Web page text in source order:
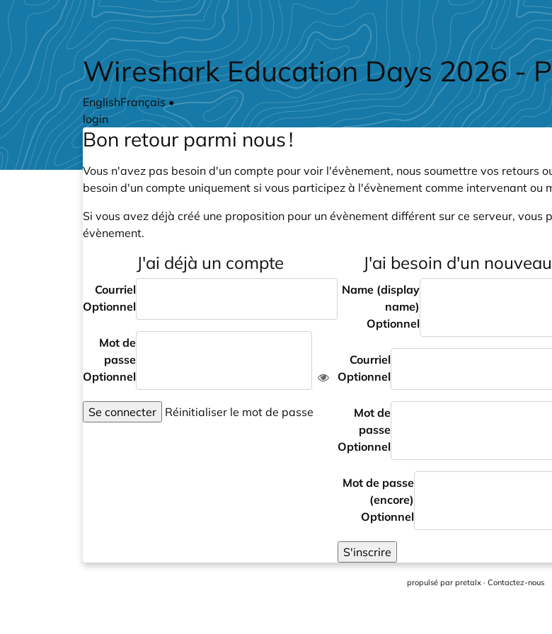
Skip to main content
Wireshark Education Days 2026 -
EnglishFrançais•
login
Bon retour parmi nous !
Vous n'avez pas besoin d'un compte pour voir l'évènement, nous soumettre vos retours
besoin d'un compte uniquement si vous participez à l'évènement comme intervenant ou
Si vous avez déjà créé une proposition pour un évènement différent sur ce serveur,
évènement.
J'ai déjà un compte
Courriel
Optionnel
Mot de
passe
Optionnel
Se connecter Réinitialiser le mot de passe
J'ai besoin d'un
Name (display
name)
Optionnel
Courriel
Optionnel
Mot de
passe
Optionnel
Mot de passe
(encore)
Optionnel
S'inscrire
propulsé par pretalx · Contactez-nous